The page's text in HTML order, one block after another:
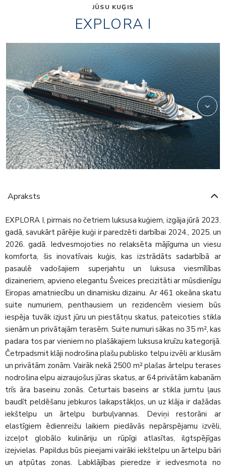
JŪSU KUĢIS
EXPLORA I
Lobby_01_1
Apraksts
EXPLORA I, pirmais no četriem luksusa kuģiem, izgāja jūrā 2023.
gadā, savukārt pārējie kuģi ir paredzēti darbībai 2024., 2025. un
2026. gadā. Iedvesmojoties no relaksēta mājīguma un viesu
komforta, šis inovatīvais kuģis, kas izstrādāts sadarbībā ar
pasaulē vadošajiem superjahtu un luksusa viesmīlības
dizaineriem, apvieno elegantu Šveices precizitāti ar mūsdienīgu
Eiropas amatniecību un dinamisku dizainu. Ar 461 okeāna skatu
suite numuriem, penthausiem un rezidencēm viesiem būs
iespēja tuvāk izjust jūru un piestātņu skatus, pateicoties stikla
sienām un privātajām terasēm. Suite numuri sākas no 35 m², kas
padara tos par vieniem no plašākajiem luksusa kruīzu kategorijā.
Četrpadsmit klāji nodrošina plašu publisko telpu izvēli ar klusām
un privātām zonām. Vairāk nekā 2500 m² plašas ārtelpu terases
nodrošina elpu aizraujošus jūras skatus, ar 64 privātām kabanām
trīs āra baseinu zonās. Ceturtais baseins ar stikla jumtu ļaus
baudīt peldēšanu jebkuros laikapstākļos, un uz klāja ir dažādas
iekštelpu un ārtelpu burbuļvannas. Deviņi restorāni ar
elastīgiem ēdienreižu laikiem piedāvās nepārspējamu izvēli,
izceļot globālo kulināriju un rūpīgi atlasītas, ilgtspējīgas
izejvielas. Papildus būs pieejami vairāki iekštelpu un ārtelpu bāri
un atpūtas zonas. Labklājības pieredze ir iedvesmota no